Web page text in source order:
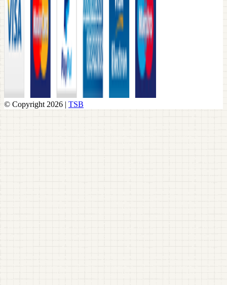
© Copyright 2026 | TSB